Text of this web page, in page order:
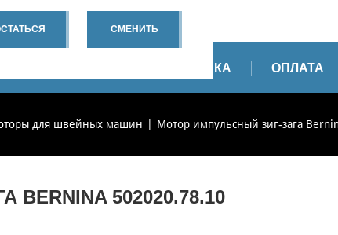
СМЕНИТЬ
ДОСТАВКА ОПЛАТА
для швейных машин Мотор импульсный зиг-зага
502020.78.10